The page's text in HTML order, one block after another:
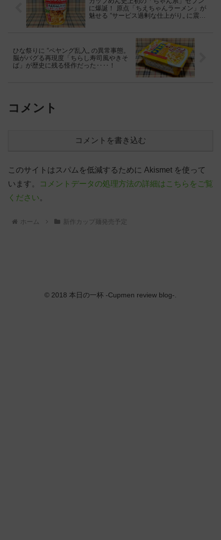
に爆誕！ 原点「ちえちゃんラーメン」が
魅せる “サービス過剰な仕上がり„ に震え
ひな祭りに “ペヤング乱入„ の異常事態。
脳がバグる再現度「ちらし寿司風やきそ
ば」が歴史に残る怪作だった‥‥！
コメント
コメントを書き込む
このサイトはスパムを低減するために Akismet を使って
います。
コメントデータの処理方法の詳細はこちらをご覧
ください。
ホーム 新作カップ麺発売予定
© 2018 本日の一杯 -Cupmen review blog-.